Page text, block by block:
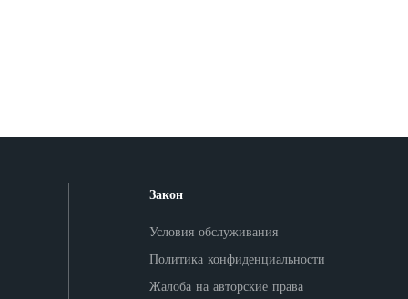
Закон
Условия обслуживания
Политика конфиденциальности
Жалоба на авторские права